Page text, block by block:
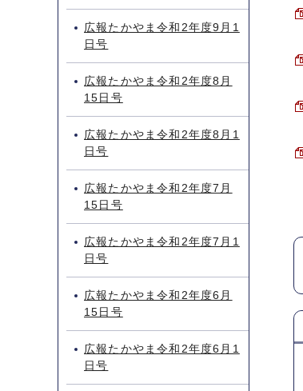
広報たかやま令和2年度9月1
日号
広報たかやま令和2年度8月
15日号
広報たかやま令和2年度8月1
日号
広報たかやま令和2年度7月
15日号
広報たかやま令和2年度7月1
日号
広報たかやま令和2年度6月
15日号
広報たかやま令和2年度6月1
日号